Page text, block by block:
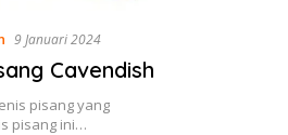
9 Januari 2024
Cavendish
pisang yang
pisang ini…